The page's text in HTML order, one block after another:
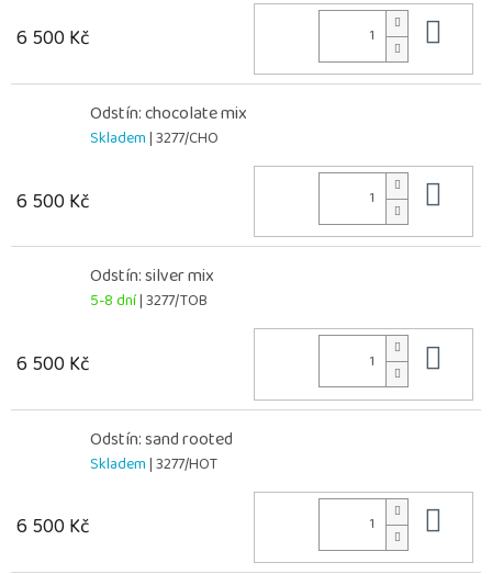
6 500 Kč
Odstín: chocolate mix
Skladem| 3277/CHO
6 500 Kč
Odstín: silver mix
5-8 dní| 3277/TOB
6 500 Kč
Odstín: sand rooted
Skladem| 3277/HOT
6 500 Kč